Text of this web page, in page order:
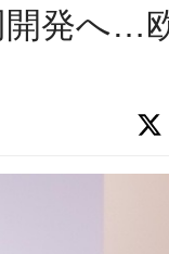
開発へ…